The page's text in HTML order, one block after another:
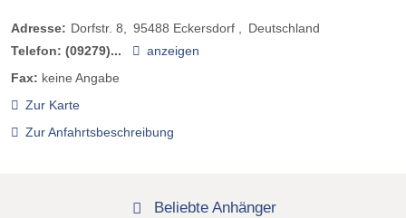
Adresse: Dorfstr. 8 95488 Eckersdorf
Deutschland
Telefon: (09279)...
anzeigen
Fax: keine Angabe
Zur Karte
Zur Anfahrtsbeschreibung
Beliebte Anhänger